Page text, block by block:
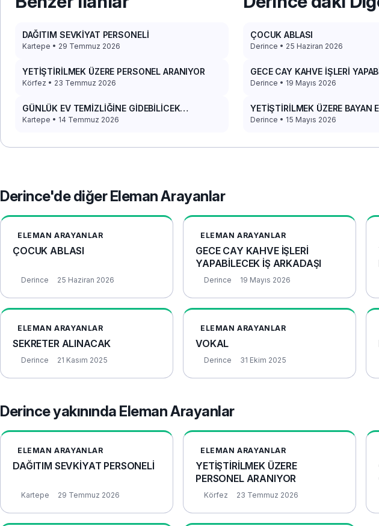
DAĞITIM SEVKİYAT PERSONELİ
Kartepe • 29 Temmuz 2026
YETİŞTİRİLMEK ÜZERE PERSONEL ARANIYOR
Körfez • 23 Temmuz 2026
GÜNLÜK EV TEMİZLİĞİNE GİDEBİLİCEK
PERSONEL
Kartepe • 14 Temmuz 2026
ÇOCUK ABLASI
Derince • 25 Haziran 2026
GECE CAY KAHVE İŞLERİ
ARKADAŞI
Derince • 19 Mayıs 2026
YETİŞTİRİLMEK ÜZERE BAYAN
Derince • 15 Mayıs 2026
Derince'de diğer Eleman Arayanlar
ELEMAN ARAYANLAR
ÇOCUK ABLASI
Derince 25 Haziran 2026
ELEMAN ARAYANLAR
GECE CAY KAHVE İŞLERİ
YAPABİLECEK İŞ ARKADAŞI
Derince 19 Mayıs 2026
ELEMAN ARAYANLAR
SEKRETER ALINACAK
Derince 21 Kasım 2025
ELEMAN ARAYANLAR
VOKAL
Derince 31 Ekim 2025
Derince yakınında Eleman Arayanlar
ELEMAN ARAYANLAR
DAĞITIM SEVKİYAT PERSONELİ
Kartepe 29 Temmuz 2026
ELEMAN ARAYANLAR
YETİŞTİRİLMEK ÜZERE
PERSONEL ARANIYOR
Körfez 23 Temmuz 2026